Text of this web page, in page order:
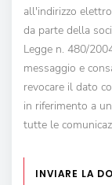
all'indirizzo
da parte della
Legge n. 480/
messaggio e
revocare il dato
in riferimento a
tutte le
INVIARE LA